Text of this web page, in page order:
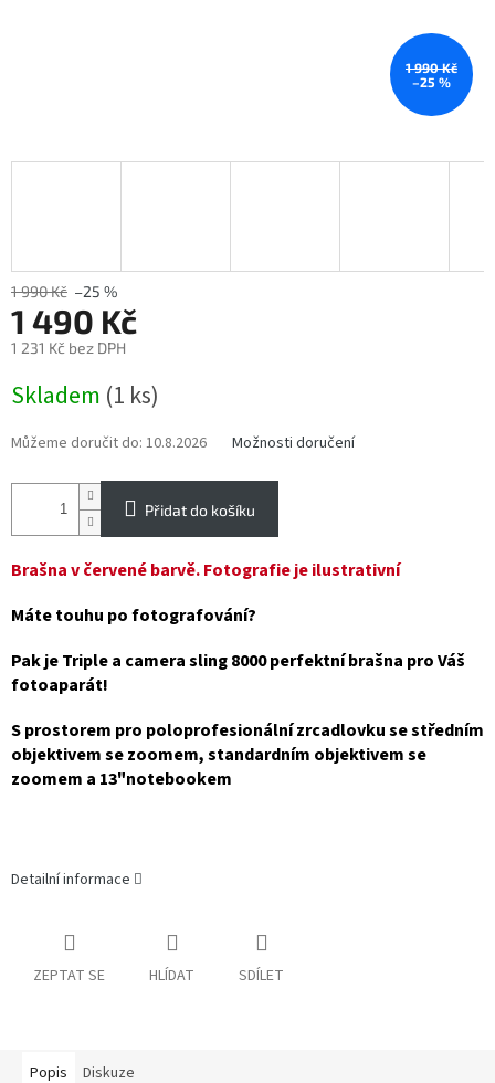
1 990 Kč
–25 %
1 990 Kč –25 %
1 490 Kč
1 231 Kč bez DPH
cena:
Skladem (1 ks)
Můžeme doručit do: 10.8.2026 Možnosti doručení
Přidat do košíku
Brašna v červené barvě. Fotografie je ilustrativní
Máte touhu po fotografování?
Pak je Triple a camera sling 8000 perfektní brašna pro Váš
fotoaparát!
S prostorem pro poloprofesionální zrcadlovku se středním
objektivem se zoomem, standardním objektivem se
zoomem a 13"notebookem
Detailní informace
ZEPTAT SE HLÍDAT SDÍLET
Popis Diskuze